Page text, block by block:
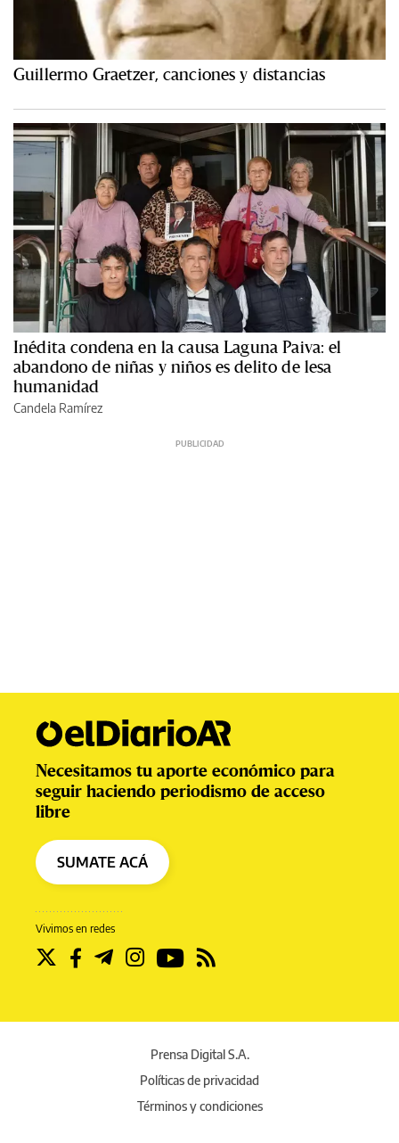
Guillermo Graetzer, canciones y distancias
Inédita condena en la causa Laguna Paiva: el
abandono de niñas y niños es delito de lesa
humanidad
Candela Ramírez
Vivimos en redes
Necesitamos tu aporte económico para
seguir haciendo periodismo de acceso
libre
SUMATE ACÁ
Prensa Digital S.A.
Políticas de privacidad
Términos y condiciones